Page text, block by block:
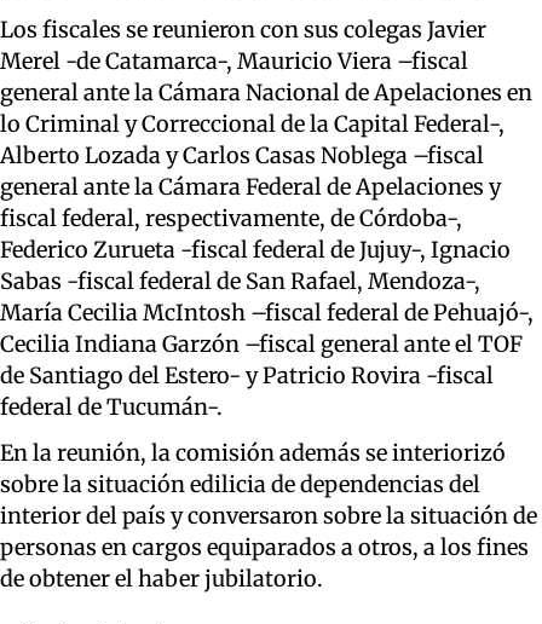
Los fiscales se reunieron con sus colegas Javier
Merel -de Catamarca-, Mauricio Viera –fiscal
general ante la Cámara Nacional de Apelaciones en
lo Criminal y Correccional de la Capital Federal-,
Alberto Lozada y Carlos Casas Noblega –fiscal
general ante la Cámara Federal de Apelaciones y
fiscal federal, respectivamente, de Córdoba-,
Federico Zurueta -fiscal federal de Jujuy-, Ignacio
Sabas -fiscal federal de San Rafael, Mendoza-,
María Cecilia McIntosh –fiscal federal de Pehuajó-,
Cecilia Indiana Garzón –fiscal general ante el TOF
de Santiago del Estero- y Patricio Rovira -fiscal
federal de Tucumán-.
En la reunión, la comisión además se interiorizó
sobre la situación edilicia de dependencias del
interior del país y conversaron sobre la situación de
personas en cargos equiparados a otros, a los fines
de obtener el haber jubilatorio.